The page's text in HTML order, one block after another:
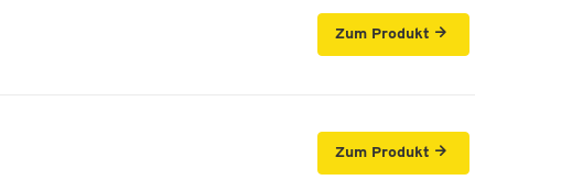
Zum Produkt
Zum Produkt